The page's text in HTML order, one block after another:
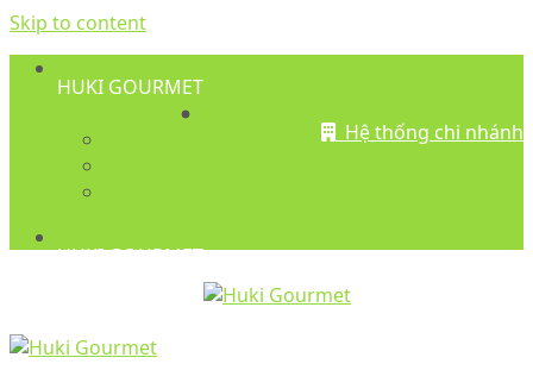
Skip to content
HUKI GOURMET
Hệ thống chi nhánh
HUKI GOURMET